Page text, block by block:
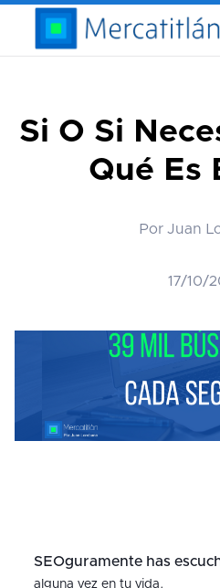
Si O Si
Qué Es
Por Juan
17/10/
SEOguramente has
alguna vez en tu vida.